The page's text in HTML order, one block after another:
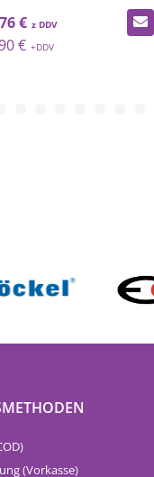
€
€
(Vorkasse)